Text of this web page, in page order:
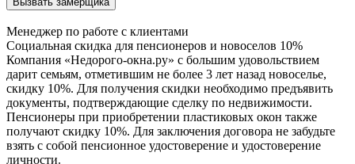
Менеджер по работе с клиентами
Социальная скидка для пенсионеров и новоселов 10%
Компания «Недорого-окна.ру» с большим удовольствием
дарит семьям, отметившим не более 3 лет назад новоселье,
скидку 10%. Для получения скидки необходимо предъявить
документы, подтверждающие сделку по недвижимости.
Пенсионеры при приобретении пластиковых окон также
получают скидку 10%. Для заключения договора не забудьте
взять с собой пенсионное удостоверение и удостоверение
личности.